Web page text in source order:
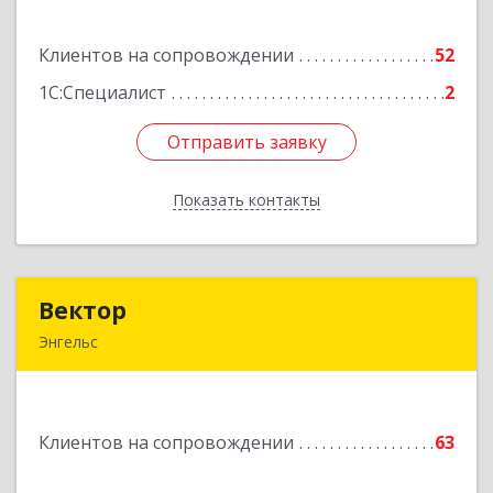
Клиентов на сопровождении
52
1С:Специалист
2
Отправить заявку
Показать контакты
Подробнее
Отправить заявку
Назад
Вектор
Энгельс
Клиентов на сопровождении 63
Подробнее